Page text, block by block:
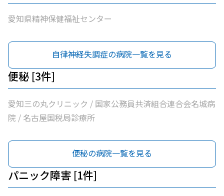
愛知県精神保健福祉センター
自律神経失調症の病院一覧を見る
便秘 [3件]
愛知三の丸クリニック / 国家公務員共済組合連合会名城病
院 / 名古屋国税局診療所
便秘の病院一覧を見る
パニック障害 [1件]